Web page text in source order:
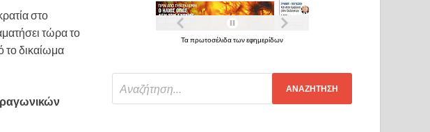
στο
τώρα το
το δικαίωμα
Τα πρωτοσέλιδα των εφημερίδων